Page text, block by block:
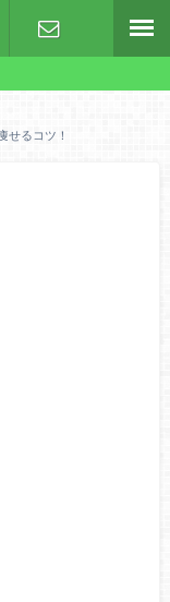
せ
せるコツ！